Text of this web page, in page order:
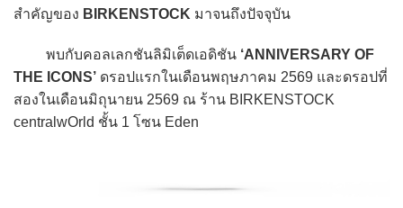
สำคัญของ BIRKENSTOCK มาจนถึงปัจจุบัน
พบกับคอลเลกชันลิมิเต็ดเอดิชัน ‘ANNIVERSARY OF
THE ICONS’ ดรอปแรกในเดือนพฤษภาคม 2569 และดรอปที่
สองในเดือนมิถุนายน 2569 ณ ร้าน BIRKENSTOCK
centralwOrld ชั้น 1 โซน Eden